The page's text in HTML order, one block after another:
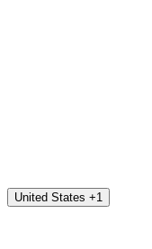
United States +1